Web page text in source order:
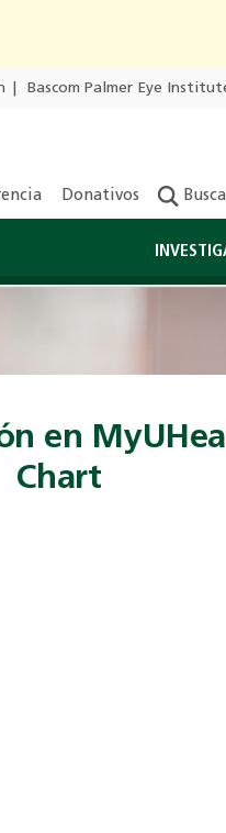
Bascom Palmer Eye
Donativos
en
Chart